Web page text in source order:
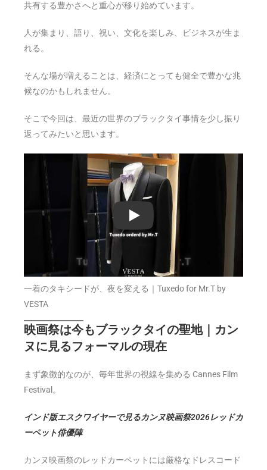
共有する豊かさへと重心が移り始めています。
人が集まり、語り、祝い、文化を楽しみ、ビジネスが生ま
れる。
そんな場が増えることは、経済にとっても健全で豊かな兆
候なのかもしれません。
そこで今回は、最近の世界のブラックタイ事情を少し振り
返ってみたいと思います。
一着のタキシードが、夜を変える｜Tuxedo for Mr.T by
VESTA
映画祭は今もブラックタイの聖地｜カン
ヌに見るフォーマルの現在
まず象徴的なのが、毎年世界の視線を集める Cannes Film
Festival。
インド版エスクワイヤーで見るカンヌ映画祭2026レッドカ
ーペット俳優陣
カンヌ映画祭のレッドカーペットには厳格なドレスコード